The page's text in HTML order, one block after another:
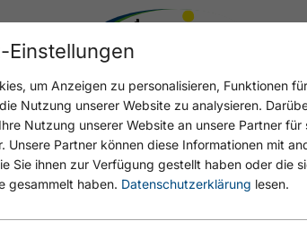
Einstellungen
um Anzeigen zu personalisieren, Funktionen
Nutzung unserer Website zu analysieren.
Nutzung unserer Website an unsere Partner
Unsere Partner können diese Informationen mit
Sie ihnen zur Verfügung gestellt haben oder die
gesammelt haben. Datenschutzerklärung lesen.